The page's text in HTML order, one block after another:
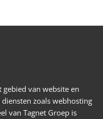
gebied van website en
zoals webhosting
van Tagnet Groep is